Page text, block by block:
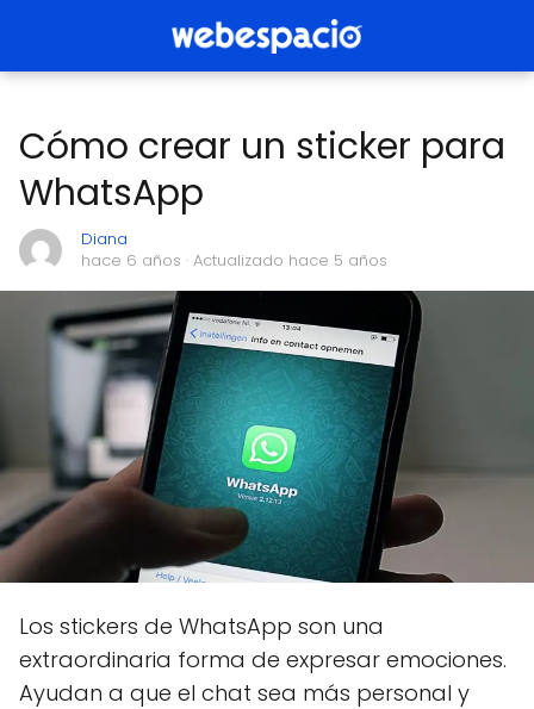
Cómo crear un sticker para
WhatsApp
Diana
hace 6 años · Actualizado hace 5 años
Los stickers de WhatsApp son una
extraordinaria forma de expresar emociones.
Ayudan a que el chat sea más personal y